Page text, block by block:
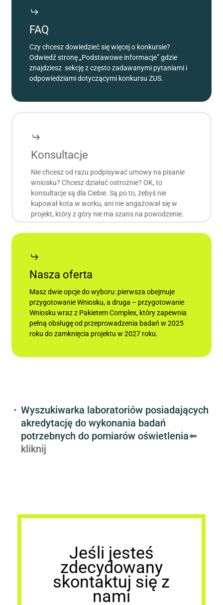
FAQ
Czy chcesz dowiedzieć się więcej o konkursie?
Odwiedź stronę „Podstawowe informacje” gdzie
znajdziesz sekcję z często zadawanymi pytaniami i
odpowiedziami dotyczącymi konkursu ZUS.
Konsultacje
Nie chcesz od razu podpisywać umowy na pisanie
wniosku? Chcesz działać ostrożnie? OK, to
konsultacje są dla Ciebie. Są po to, żebyś nie
kupował kota w worku, ani nie angażował się w
projekt, który z góry nie ma szans na powodzenie.
Nasza oferta
Masz dwie opcje do wyboru: pierwsza obejmuje
przygotowanie Wniosku, a druga – przygotowanie
Wniosku wraz z Pakietem Complex, który zapewnia
pełną obsługę od przeprowadzenia badań w 2025
roku do zamknięcia projektu w 2027 roku.
Wyszukiwarka laboratoriów posiadających
akredytację do wykonania badań
potrzebnych do pomiarów oświetlenia⬅️
kliknij
Jeśli jesteś
zdecydowany
skontaktuj się z
nami